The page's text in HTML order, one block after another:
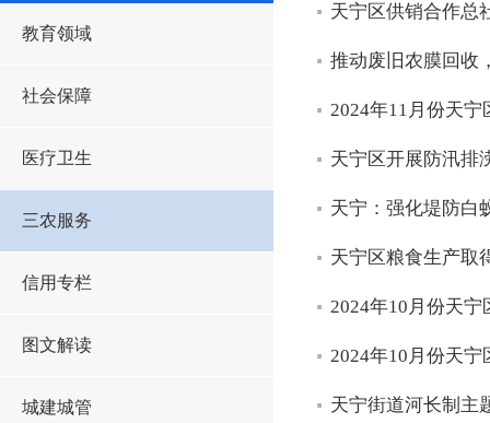
教育领域
社会保障
医疗卫生
三农服务
信用专栏
图文解读
城建城管
天宁区供销合作总
推动废旧农膜回收
2024年11月份天
天宁区开展防汛排
天宁：强化堤防白
天宁区粮食生产取
2024年10月份天
2024年10月份天
天宁街道河长制主